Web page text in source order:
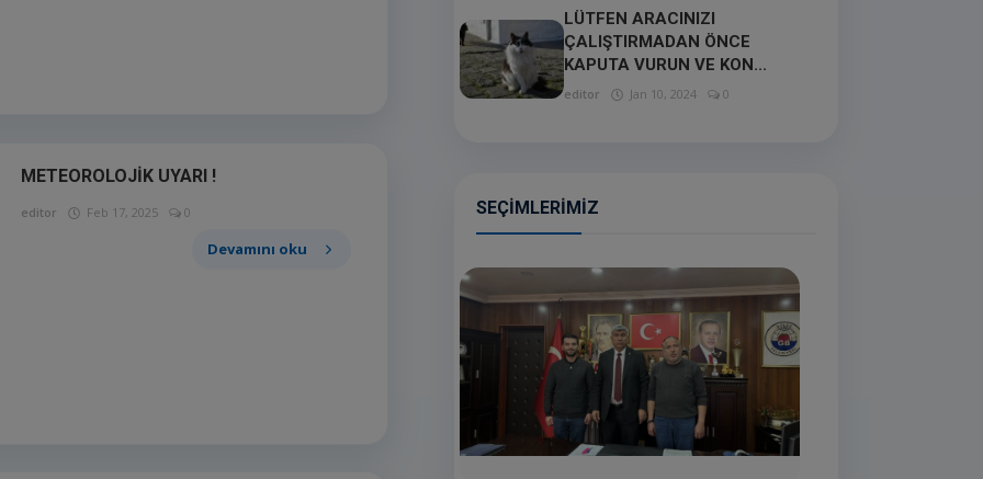
METEOROLOJİK UYARI !
editor Feb 17, 2025 0
Devamını oku
LÜTFEN ARACINIZI
ÇALIŞTIRMADAN ÖNCE
KAPUTA VURUN VE KON...
editor Jan 10, 2024 0
SEÇIMLERIMIZ